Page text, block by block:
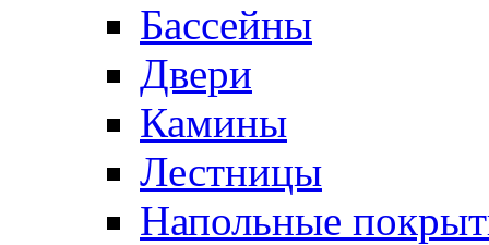
Бассейны
Двери
Камины
Лестницы
Напольные